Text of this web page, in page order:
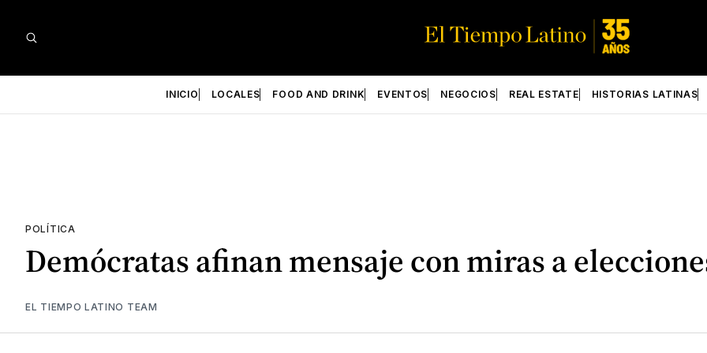
INICIO LOCALES FOOD AND DRINK EVENTOS NEGOCIOS REAL ESTATE HISTORIAS LATINAS
POLÍTICA
Demócratas afinan mensaje con miras a
EL TIEMPO LATINO TEAM